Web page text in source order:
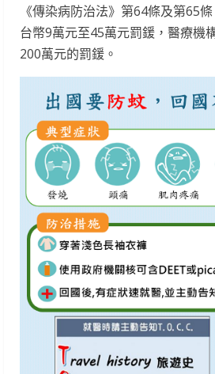
《傳染病防治法》第64條及第65
台幣9萬元至45萬元罰鍰，醫療機
200萬元的罰鍰。